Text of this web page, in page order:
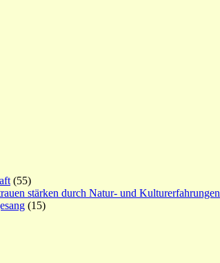
(55)
stärken durch Natur- und Kulturerfahrungen
(15)